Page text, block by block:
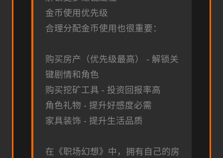
金币使用优先级
合理分配金币使用也很重要：
购买房产（优先级最高） - 解锁关
键剧情和角色
购买挖矿工具 - 投资回报率高
角色礼物 - 提升好感度必需
家具装饰 - 提升生活品质
在《职场幻想》中，拥有自己的房